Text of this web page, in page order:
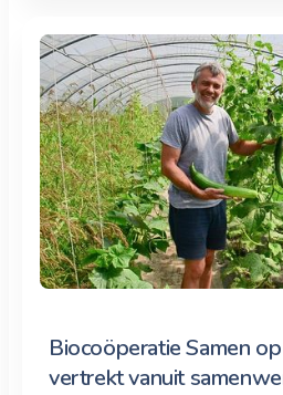
Biocoöperatie Samen
vertrekt vanuit